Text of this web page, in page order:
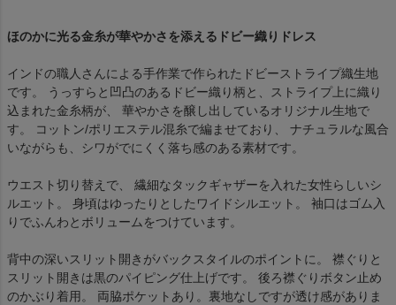
ほのかに光る金糸が華やかさを添えるドビー織りドレス
インドの職人さんによる手作業で作られたドビーストライプ織生地
です。 うっすらと凹凸のあるドビー織り柄と、ストライプ上に織り
込まれた金糸柄が、 華やかさを醸し出しているオリジナル生地で
す。 コットン/ポリエステル混糸で編ませており、 ナチュラルな風合
いながらも、シワがでにくく落ち感のある素材です。
ウエスト切り替えで、 繊細なタックギャザーを入れた女性らしいシ
ルエット。 身頃はゆったりとしたワイドシルエット。 袖口はゴム入
りでふんわとボリュームをつけています。
背中の深いスリット開きがバックスタイルのポイントに。 襟ぐりと
スリット開きは黒のパイピング仕上げです。 後ろ襟ぐりボタン止め
のかぶり着用。 両脇ポケットあり。裏地なしですが透け感がありま